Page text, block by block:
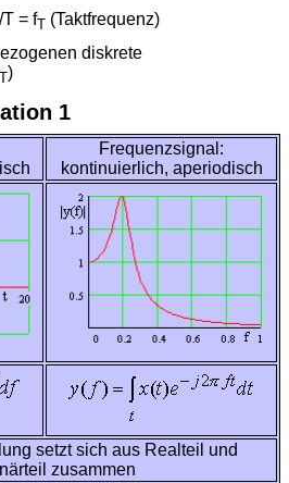
= fT (Taktfrequenz)
diskrete
T)
1
Frequenzsignal:
kontinuierlich, aperiodisch
setzt sich aus Realteil und
zusammen